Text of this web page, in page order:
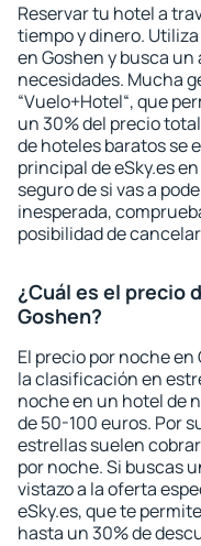
Reservar tu hotel a
tiempo y dinero.
en Goshen y busca
necesidades. Mucha
“Vuelo+Hotel“, que
un 30% del precio
de hoteles baratos se
principal de eSky.es
seguro de si vas a
inesperada,
posibilidad de
¿Cuál es el precio
Goshen?
El precio por noche
la clasificación en
noche en un hotel de
de 50-100 euros. Por
estrellas suelen
por noche. Si buscas
vistazo a la oferta
eSky.es, que te
hasta un 30% de